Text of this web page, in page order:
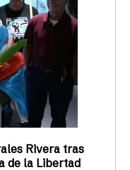
Rivera tras
de la Libertad